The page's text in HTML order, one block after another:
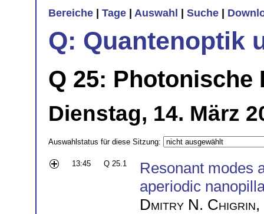
Bereiche Tage Auswahl Suche
Q: Quantenoptik
Q 25: Photonische
Dienstag, 14. März
Auswahlstatus für diese Sitzung:
13:45 Q 25.1
Resonant modes
aperiodic
Dmitry N. Chigrin